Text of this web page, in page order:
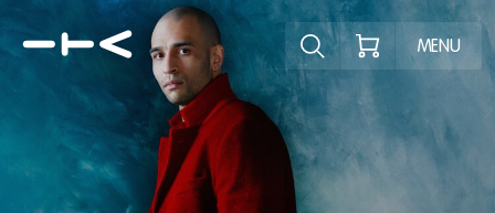
Ontdek het
MENU